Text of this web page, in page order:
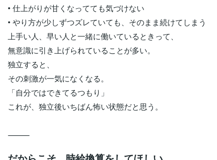
• 仕上がりが甘くなってても気づけない
• やり方が少しずつズレていても、そのまま続けてしまう
上手い人、早い人と一緒に働いているときって、
無意識に引き上げられていることが多い。
独立すると、
その刺激が一気になくなる。
「自分ではできてるつもり」
これが、独立後いちばん怖い状態だと思う。
⸻